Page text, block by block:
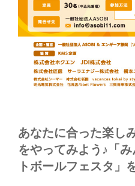
ま
あなたに合った楽し
をやってみよう♪「
トボールフェスタ」